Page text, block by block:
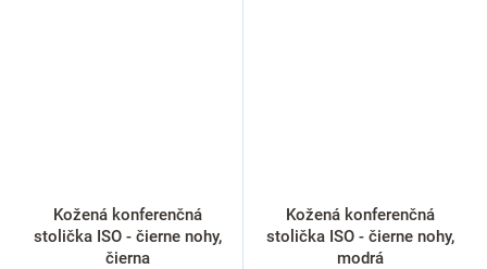
Kožená konferenčná
stolička ISO - čierne nohy,
čierna
Kožená konferenčná
stolička ISO - čierne nohy,
modrá